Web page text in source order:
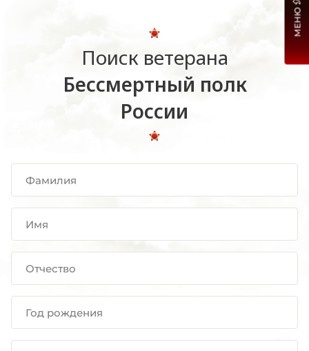
Поиск ветерана
Бессмертный полк
России
МЕНЮ